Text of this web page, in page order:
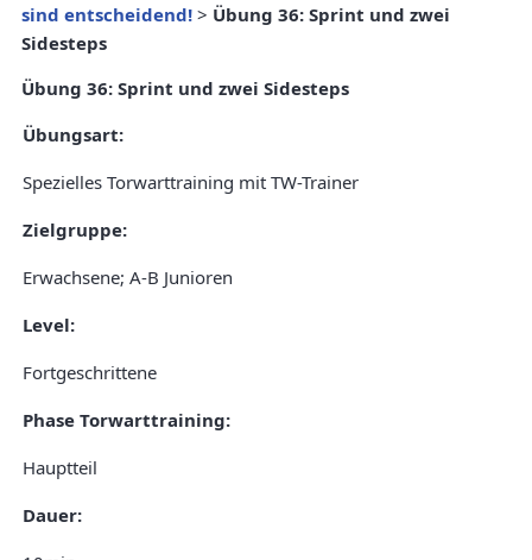
sind entscheidend! > Übung 36: Sprint und zwei
Sidesteps
Übung 36: Sprint und zwei Sidesteps
Übungsart:
Spezielles Torwarttraining mit TW-Trainer
Zielgruppe:
Erwachsene; A-B Junioren
Level:
Fortgeschrittene
Phase Torwarttraining:
Hauptteil
Dauer: